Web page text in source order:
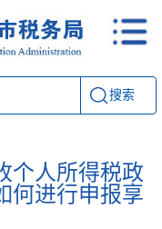
搜索
个人所得税政
何进行申报享